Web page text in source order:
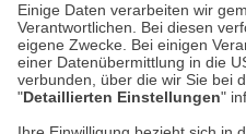
Einige Daten verarbeiten wir
Verantwortlichen. Bei diesen
eigene Zwecke. Bei einigen
einer Datenübermittlung in die
verbunden, über die wir Sie bei
"Detaillierten Einstellungen"
Cookie-Einstellungen in